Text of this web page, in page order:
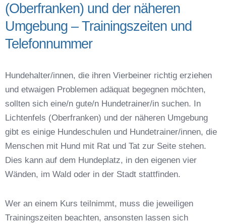
der näheren Umgebung – Trainingszeiten und
Telefonnummer
Das macht einen guten Hundetrainer aus
Hundeführerschein für die Region Lichtenfels –
Hundetrainer Ausbildung in Lichtenfels
(Oberfranken) oder online
Hundezubehör für das Training und
Hundespielzeug zur Beschäftigung
Preisvergleich der Hundeschulen in Lichtenfels
(Oberfranken)
Hundeschulen vs. Hundesportvereine in
Lichtenfels (Oberfranken)
So findet man den richtigen Hundetrainer in
Darum lohnt sich der Besuch einer
(Oberfranken) und der näheren
Umgebung – Trainingszeiten und
Telefonnummer
Hundehalter/innen, die ihren Vierbeiner richtig erziehen
und etwaigen Problemen adäquat begegnen möchten,
sollten sich eine/n gute/n Hundetrainer/in suchen. In
Lichtenfels (Oberfranken) und der näheren Umgebung
gibt es einige Hundeschulen und Hundetrainer/innen, die
Menschen mit Hund mit Rat und Tat zur Seite stehen.
Dies kann auf dem Hundeplatz, in den eigenen vier
Wänden, im Wald oder in der Stadt stattfinden.
Wer an einem Kurs teilnimmt, muss die jeweiligen
Trainingszeiten beachten, ansonsten lassen sich